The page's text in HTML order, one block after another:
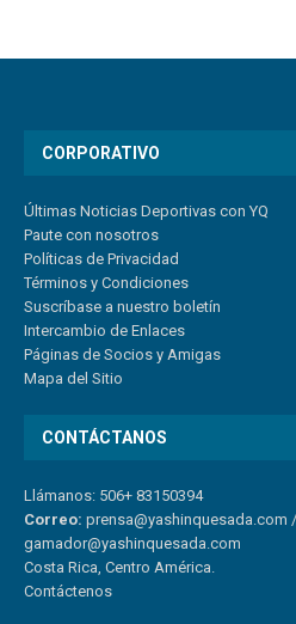
CORPORATIVO
Últimas Noticias Deportivas con YQ
Paute con nosotros
Políticas de Privacidad
Términos y Condiciones
Suscríbase a nuestro boletín
Intercambio de Enlaces
Páginas de Socios y Amigas
Mapa del Sitio
CONTÁCTANOS
Llámanos: 506+ 83150394
Correo: prensa@yashinquesada.com /
gamador@yashinquesada.com
Costa Rica, Centro América.
Contáctenos